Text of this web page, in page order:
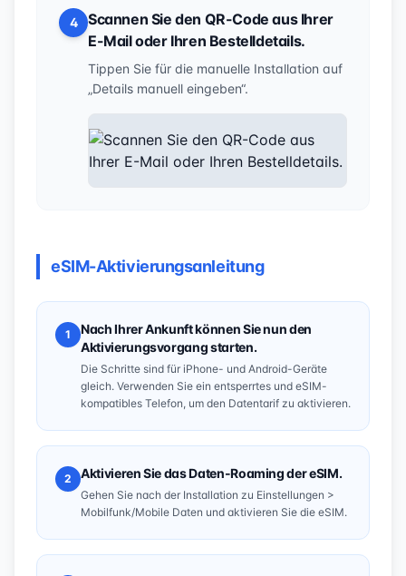
4
Scannen Sie den QR-Code aus Ihrer
E-Mail oder Ihren Bestelldetails.
Tippen Sie für die manuelle Installation auf
„Details manuell eingeben“.
eSIM-Aktivierungsanleitung
1
Nach Ihrer Ankunft können Sie nun den
Aktivierungsvorgang starten.
Die Schritte sind für iPhone- und Android-Geräte
gleich. Verwenden Sie ein entsperrtes und eSIM-
kompatibles Telefon, um den Datentarif zu aktivieren.
2 Aktivieren Sie das Daten-Roaming der eSIM.
Gehen Sie nach der Installation zu Einstellungen >
Mobilfunk/Mobile Daten und aktivieren Sie die eSIM.